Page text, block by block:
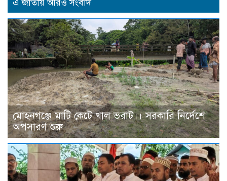
এ জাতীয় আরও সংবাদ
মোহনগঞ্জে মাটি কেটে খাল ভরাট।। সরকারি নির্দেশে
অপসারণ শুরু